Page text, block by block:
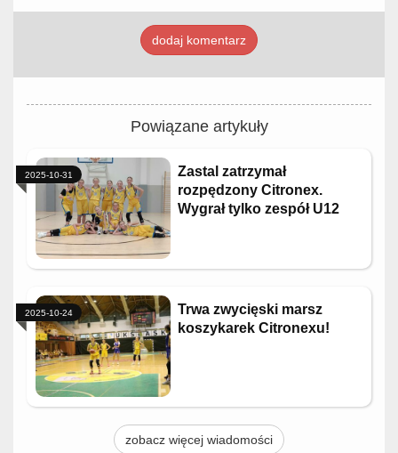
dodaj komentarz
Powiązane artykuły
Zastal zatrzymał
rozpędzony Citronex.
Wygrał tylko zespół U12
2025-10-31
Trwa zwycięski marsz
koszykarek Citronexu!
2025-10-24
zobacz więcej wiadomości